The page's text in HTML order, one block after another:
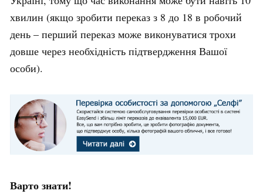
хвилин (якщо зробити переказ з 8 до 18 в робочий
день – перший переказ може виконуватися трохи
довше через необхідність підтвердження Вашої
особи).
Варто знати!